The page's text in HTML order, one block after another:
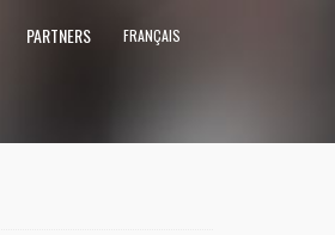
PARTNERS FRANÇAIS